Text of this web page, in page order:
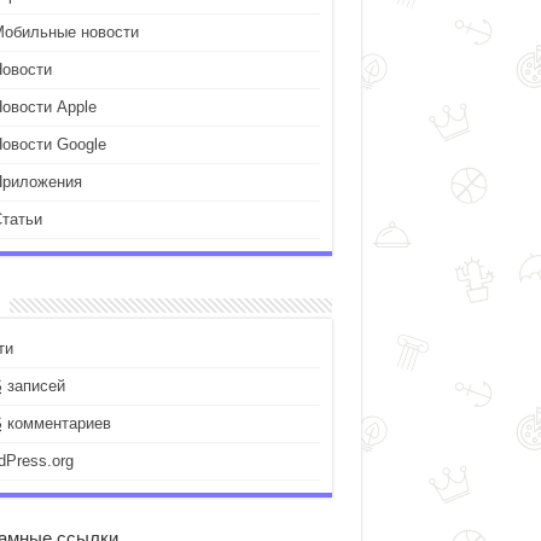
новости
Apple
Google
записей
комментариев